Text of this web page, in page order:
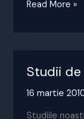
Asigurarea
Read More »
Studii
16 martie
Studiile